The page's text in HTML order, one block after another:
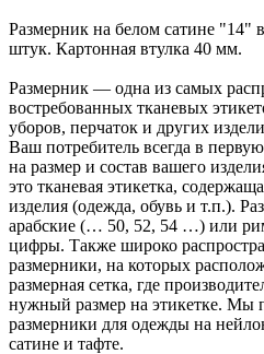
Размерник на белом сатине "14"
штук. Картонная втулка 40 мм.
Размерник — одна из самых
востребованных тканевых
уборов, перчаток и других
Ваш потребитель всегда в
на размер и состав вашего
это тканевая этикетка,
изделия (одежда, обувь и т.п.).
арабские (… 50, 52, 54 …) или
цифры. Также широко
размерники, на которых
размерная сетка, где
нужный размер на этикетке. Мы
размерники для одежды на
сатине и тафте.